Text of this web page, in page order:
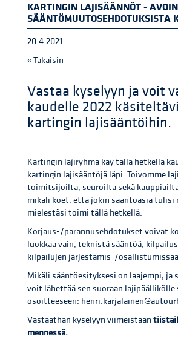
KARTINGIN LAJISÄÄNNÖT -
SÄÄNTÖMUUTOSEHDOTUKSISTA
20.4.2021
« Takaisin
Vastaa kyselyyn ja voit
kaudelle 2022
kartingin lajisääntöihin.
Kartingin lajiryhmä käy tällä hetkellä
kartingin lajisääntöjä läpi. Toivomme
toimitsijoilta, seuroilta sekä
mikäli koet, että jokin sääntöasia tulisi
mielestäsi toimi tällä hetkellä.
Korjaus-/parannusehdotukset voivat
luokkaa vain, teknistä sääntöä,
kilpailujen järjestämis-/
Mikäli sääntöesityksesi on laajempi,
voit lähettää sen suoraan
osoitteeseen:
Vastaathan kyselyyn viimeistään
mennessä.